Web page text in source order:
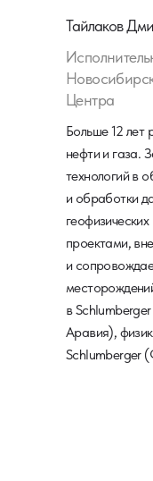
Тайлаков
Больше 12 лет
нефти и газа.
технологий в
и обработки
проектами,
и
в
Аравия),
Schlumberger
Центра